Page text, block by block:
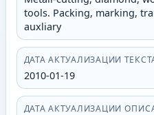
tools. Packing, marking,
auxliary
ДАТА АКТУАЛИЗАЦИИ
2010-01-19
ДАТА АКТУАЛИЗАЦИИ